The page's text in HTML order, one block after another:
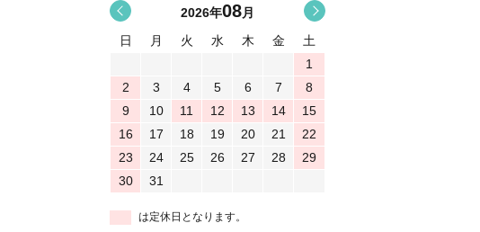
< 2026年08月
日
月 火 水 木 金
土
1
2
3 4 5 6 7
8
9
10 11 12 13 14
15
16
17 18 19 20 21
22
23
24 25 26 27 28
29
30
31
は定休日となります。